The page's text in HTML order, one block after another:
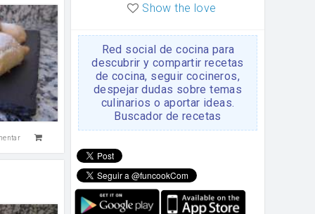
Show the love
Red social de cocina para
descubrir y compartir recetas
de cocina, seguir cocineros,
despejar dudas sobre temas
culinarios o aportar ideas.
Buscador de recetas